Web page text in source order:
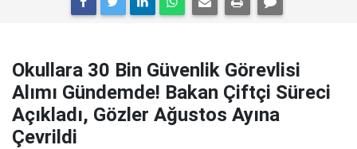
Okullara 30 Bin Güvenlik Görevlisi
Alımı Gündemde! Bakan Çiftçi Süreci
Açıkladı, Gözler Ağustos Ayına
Çevrildi